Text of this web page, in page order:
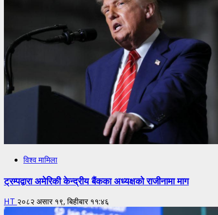
विश्व मामिला
ट्रम्पद्वारा अमेरिकी केन्द्रीय बैंकका अध्यक्षको राजीनामा माग
HT २०८२ असार १९, बिहीबार ११:४६